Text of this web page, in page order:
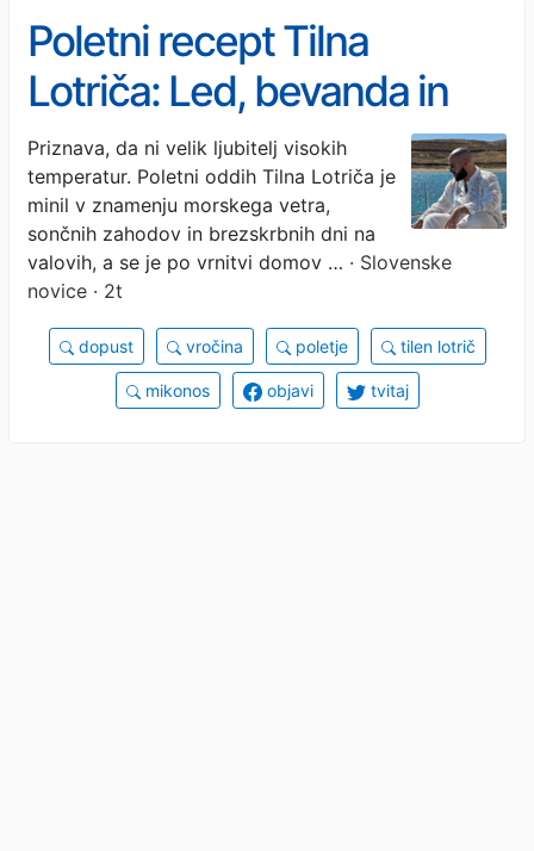
Poletni recept Tilna
Lotriča: Led, bevanda in
odpeta srajca (Suzy)
Priznava, da ni velik ljubitelj visokih
temperatur. Poletni oddih Tilna Lotriča je
minil v znamenju morskega vetra,
sončnih zahodov in brezskrbnih dni na
valovih, a se je po vrnitvi domov … · Slovenske
novice · 2t
dopust vročina poletje tilen lotrič
mikonos objavi tvitaj